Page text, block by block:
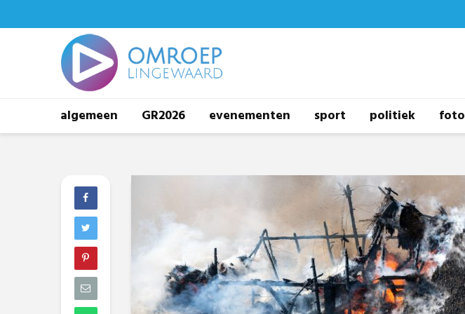
algemeen GR2026 evenementen sport politiek foto